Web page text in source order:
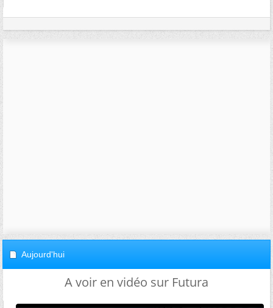
Aujourd'hui
A voir en vidéo sur Futura